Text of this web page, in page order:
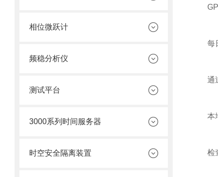
相位微跃计
频稳分析仪
测试平台
3000系列时间服务器
时空安全隔离装置
每日
通过
本地
检查